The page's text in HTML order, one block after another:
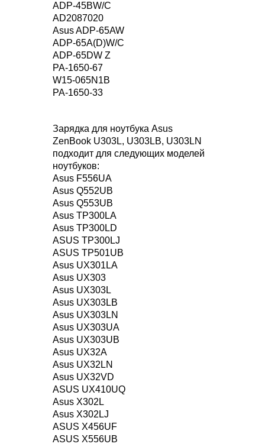
ADP-45BW/C
AD2087020
Asus ADP-65AW
ADP-65A(D)W/C
ADP-65DW Z
PA-1650-67
W15-065N1B
PA-1650-33
Зарядка для ноутбука Asus
ZenBook U303L, U303LB, U303LN
подходит для следующих моделей
ноутбуков:
Asus F556UA
Asus Q552UB
Asus Q553UB
Asus TP300LA
Asus TP300LD
ASUS TP300LJ
ASUS TP501UB
Asus UX301LA
Asus UX303
Asus UX303L
Asus UX303LB
Asus UX303LN
Asus UX303UA
Asus UX303UB
Asus UX32A
Asus UX32LN
Asus UX32VD
ASUS UX410UQ
Asus X302L
Asus X302LJ
ASUS X456UF
ASUS X556UB